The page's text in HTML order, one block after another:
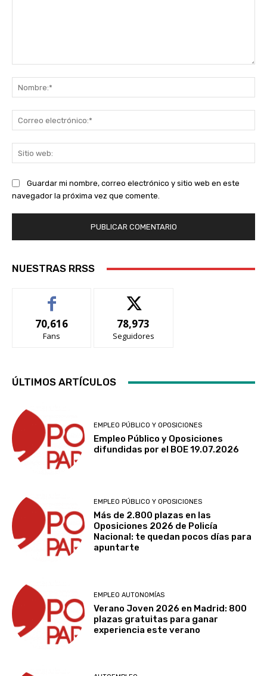
Guardar mi nombre, correo electrónico y sitio web en este
navegador la próxima vez que comente.
NUESTRAS RRSS
70,616
Fans
78,973
Seguidores
ÚLTIMOS ARTÍCULOS
EMPLEO PÚBLICO Y OPOSICIONES
Empleo Público y Oposiciones
difundidas por el BOE 19.07.2026
EMPLEO PÚBLICO Y OPOSICIONES
Más de 2.800 plazas en las
Oposiciones 2026 de Policía
Nacional: te quedan pocos días para
apuntarte
EMPLEO AUTONOMÍAS
Verano Joven 2026 en Madrid: 800
plazas gratuitas para ganar
experiencia este verano